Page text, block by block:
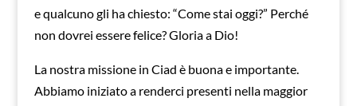
e qualcuno gli ha chiesto: “Come stai oggi?” Perché
non dovrei essere felice? Gloria a Dio!
La nostra missione in Ciad è buona e importante.
Abbiamo iniziato a renderci presenti nella maggior